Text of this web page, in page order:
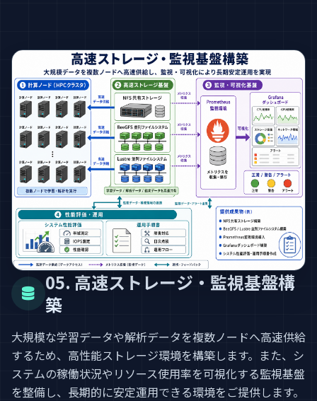
05. 高速ストレージ・監視基盤構
築
大規模な学習データや解析データを複数ノードへ高速供給
するため、高性能ストレージ環境を構築します。また、シ
ステムの稼働状況やリソース使用率を可視化する監視基盤
を整備し、長期的に安定運用できる環境をご提供します。